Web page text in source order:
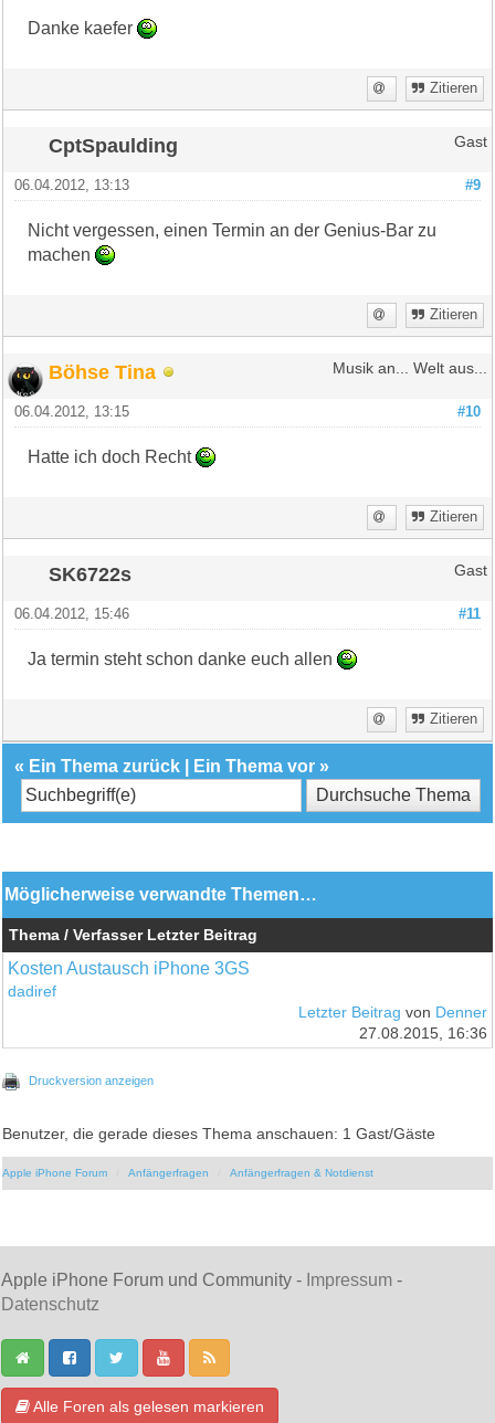
Danke kaefer
Zitieren
CptSpaulding Gast
#9
06.04.2012, 13:13
Nicht vergessen, einen Termin an der Genius-Bar zu
machen
Zitieren
Böhse Tina Musik an... Welt aus...
#10
06.04.2012, 13:15
Hatte ich doch Recht
Zitieren
SK6722s Gast
#11
06.04.2012, 15:46
Ja termin steht schon danke euch allen
Zitieren
« Ein Thema zurück Ein Thema vor »
Möglicherweise verwandte Themen…
Thema / Verfasser Letzter Beitrag
Kosten Austausch iPhone 3GS
dadiref
Letzter Beitrag von Denner
27.08.2015, 16:36
Druckversion anzeigen
Benutzer, die gerade dieses Thema anschauen: 1 Gast/Gäste
Apple iPhone Forum Anfängerfragen Anfängerfragen & Notdienst
Apple iPhone Forum und Community - Impressum -
Datenschutz
Alle Foren als gelesen markieren